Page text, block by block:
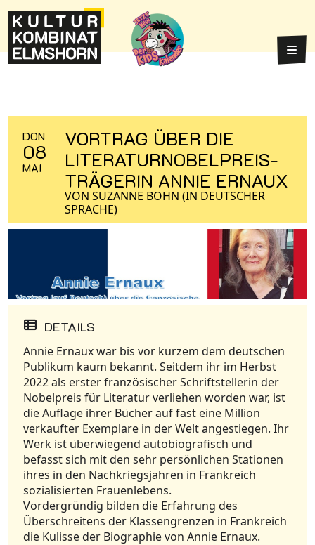
Weiter zum Inhalt
Weiter zum Fuß der Seite
DON
08
MAI
VORTRAG ÜBER DIE
LITERATURNOBELPREIS-
TRÄGERIN ANNIE ERNAUX
VON SUZANNE BOHN (IN DEUTSCHER
SPRACHE)
DETAILS
Annie Ernaux war bis vor kurzem dem deutschen
Publikum kaum bekannt. Seitdem ihr im Herbst
2022 als erster französischer Schriftstellerin der
Nobelpreis für Literatur verliehen worden war, ist
die Auflage ihrer Bücher auf fast eine Million
verkaufter Exemplare in der Welt angestiegen. Ihr
Werk ist überwiegend autobiografisch und
befasst sich mit den sehr persönlichen Stationen
ihres in den Nachkriegsjahren in Frankreich
sozialisierten Frauenlebens.
Vordergründig bilden die Erfahrung des
Überschreitens der Klassengrenzen in Frankreich
die Kulisse der Biographie von Annie Ernaux.